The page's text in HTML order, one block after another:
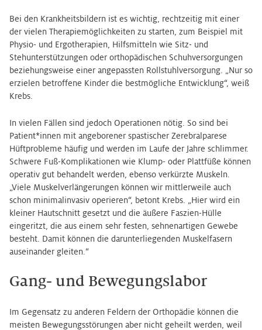
Bei den Krankheitsbildern ist es wichtig, rechtzeitig mit einer
der vielen Therapiemöglichkeiten zu starten, zum Beispiel mit
Physio- und Ergotherapien, Hilfsmitteln wie Sitz- und
Stehunterstützungen oder orthopädischen Schuhversorgungen
beziehungsweise einer angepassten Rollstuhlversorgung. „Nur so
erzielen betroffene Kinder die bestmögliche Entwicklung“, weiß
Krebs.
In vielen Fällen sind jedoch Operationen nötig. So sind bei
Patient*innen mit angeborener spastischer Zerebralparese
Hüftprobleme häufig und werden im Laufe der Jahre schlimmer.
Schwere Fuß-Komplikationen wie Klump- oder Plattfüße können
operativ gut behandelt werden, ebenso verkürzte Muskeln.
„Viele Muskelverlängerungen können wir mittlerweile auch
schon minimalinvasiv operieren“, betont Krebs. „Hier wird ein
kleiner Hautschnitt gesetzt und die äußere Faszien-Hülle
eingeritzt, die aus einem sehr festen, sehnenartigen Gewebe
besteht. Damit können die darunterliegenden Muskelfasern
auseinander gleiten.“
Gang- und Bewegungslabor
Im Gegensatz zu anderen Feldern der Orthopädie können die
meisten Bewegungsstörungen aber nicht geheilt werden, weil